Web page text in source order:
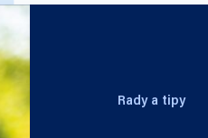
Rady a tipy